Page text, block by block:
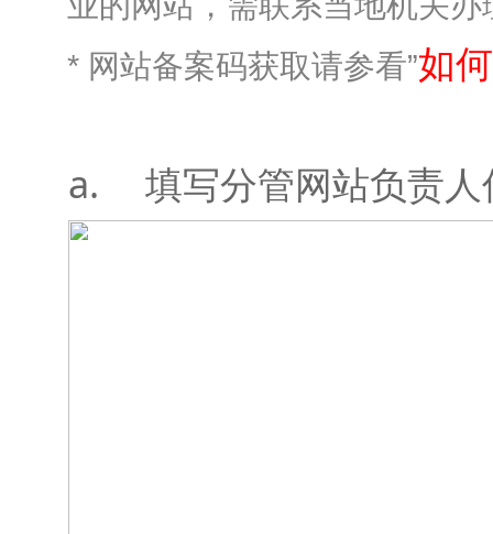
* 网站备案码获取请参看”如
a. 填写分管网站负责人